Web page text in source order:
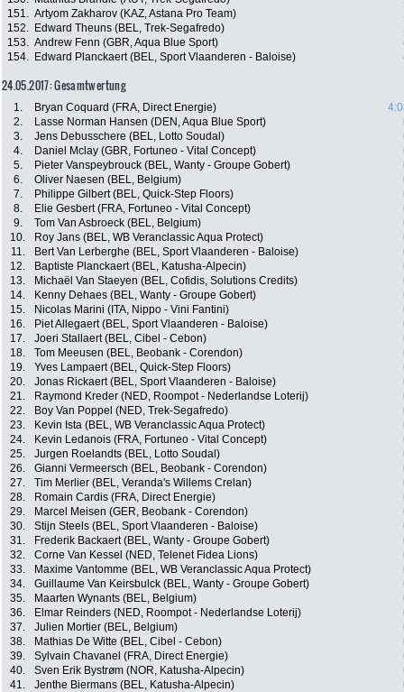
151. Artyom Zakharov (KAZ, Astana Pro Team)
152.
Edward Theuns (BEL, Trek-Segafredo)
153. Andrew Fenn (GBR, Aqua Blue Sport)
154.
Edward Planckaert (BEL, Sport Vlaanderen - Baloise)
24.05.2017: Gesamtwertung
1. Bryan Coquard (FRA, Direct Energie)
2.
Lasse Norman Hansen (DEN, Aqua Blue Sport)
3.
Jens Debusschere (BEL, Lotto Soudal)
4.
Daniel Mclay (GBR, Fortuneo - Vital Concept)
5.
Pieter Vanspeybrouck (BEL, Wanty - Groupe Gobert)
6.
Oliver Naesen (BEL, Belgium)
7.
Philippe Gilbert (BEL, Quick-Step Floors)
8.
Elie Gesbert (FRA, Fortuneo - Vital Concept)
9.
Tom Van Asbroeck (BEL, Belgium)
10.
Roy Jans (BEL, WB Veranclassic Aqua Protect)
11.
Bert Van Lerberghe (BEL, Sport Vlaanderen - Baloise)
12.
Baptiste Planckaert (BEL, Katusha-Alpecin)
13.
Michaël Van Staeyen (BEL, Cofidis, Solutions Credits)
14.
Kenny Dehaes (BEL, Wanty - Groupe Gobert)
15.
Nicolas Marini (ITA, Nippo - Vini Fantini)
16.
Piet Allegaert (BEL, Sport Vlaanderen - Baloise)
17.
Joeri Stallaert (BEL, Cibel - Cebon)
18.
Tom Meeusen (BEL, Beobank - Corendon)
19.
Yves Lampaert (BEL, Quick-Step Floors)
20.
Jonas Rickaert (BEL, Sport Vlaanderen - Baloise)
21.
Raymond Kreder (NED, Roompot - Nederlandse Loterij)
22.
Boy Van Poppel (NED, Trek-Segafredo)
23.
Kevin Ista (BEL, WB Veranclassic Aqua Protect)
24.
Kevin Ledanois (FRA, Fortuneo - Vital Concept)
25.
Jurgen Roelandts (BEL, Lotto Soudal)
26.
Gianni Vermeersch (BEL, Beobank - Corendon)
27.
Tim Merlier (BEL, Veranda's Willems Crelan)
28.
Romain Cardis (FRA, Direct Energie)
29.
Marcel Meisen (GER, Beobank - Corendon)
30.
Stijn Steels (BEL, Sport Vlaanderen - Baloise)
31.
Frederik Backaert (BEL, Wanty - Groupe Gobert)
32.
Corne Van Kessel (NED, Telenet Fidea Lions)
33.
Maxime Vantomme (BEL, WB Veranclassic Aqua Protect)
34.
Guillaume Van Keirsbulck (BEL, Wanty - Groupe Gobert)
35.
Maarten Wynants (BEL, Belgium)
36.
Elmar Reinders (NED, Roompot - Nederlandse Loterij)
37.
Julien Mortier (BEL, Belgium)
38.
Mathias De Witte (BEL, Cibel - Cebon)
39.
Sylvain Chavanel (FRA, Direct Energie)
40.
Sven Erik Bystrøm (NOR, Katusha-Alpecin)
41.
Jenthe Biermans (BEL, Katusha-Alpecin)